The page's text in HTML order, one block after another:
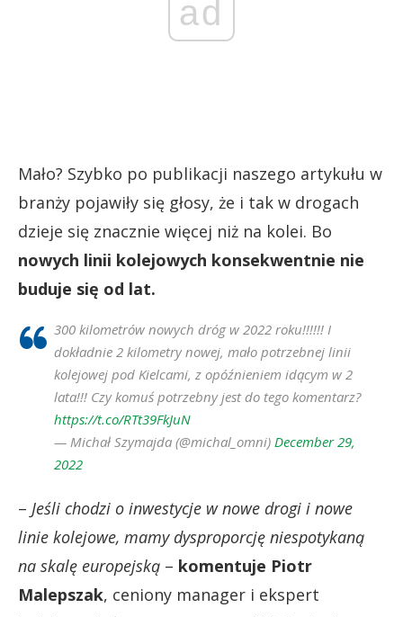
ad
Mało? Szybko po publikacji naszego artykułu w
branży pojawiły się głosy, że i tak w drogach
dzieje się znacznie więcej niż na kolei. Bo
nowych linii kolejowych konsekwentnie nie
buduje się od lat.
300 kilometrów nowych dróg w 2022 roku!!!!!! I
dokładnie 2 kilometry nowej, mało potrzebnej linii
kolejowej pod Kielcami, z opóźnieniem idącym w 2
lata!!! Czy komuś potrzebny jest do tego komentarz?
https://t.co/RTt39FkJuN
— Michał Szymajda (@michal_omni) December 29,
2022
– Jeśli chodzi o inwestycje w nowe drogi i nowe
linie kolejowe, mamy dysproporcję niespotykaną
na skalę europejską – komentuje Piotr
Malepszak, ceniony manager i ekspert